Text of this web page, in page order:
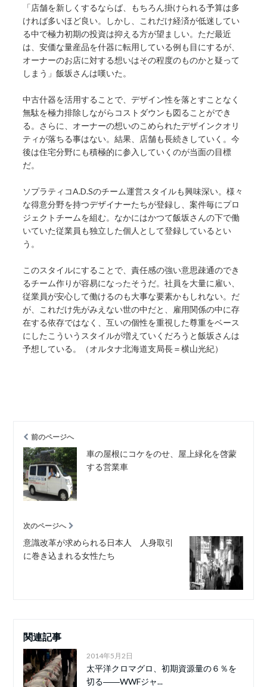
「店舗を新しくするならば、もちろん掛けられる予算は多
ければ多いほど良い。しかし、これだけ経済が低迷してい
る中で極力初期の投資は抑える方が望ましい。ただ最近
は、安価な量産品を什器に転用している例も目にするが、
オーナーのお店に対する想いはその程度のものかと疑って
しまう」飯坂さんは嘆いた。
中古什器を活用することで、デザイン性を落とすことなく
無駄を極力排除しながらコストダウンも図ることができ
る。さらに、オーナーの想いのこめられたデザインクオリ
ティが落ちる事はない。結果、店舗も長続きしていく。今
後は住宅分野にも積極的に参入していくのが当面の目標
だ。
ソプラティコA.D.Sのチーム運営スタイルも興味深い。様々
な得意分野を持つデザイナーたちが登録し、案件毎にプロ
ジェクトチームを組む。なかにはかつて飯坂さんの下で働
いていた従業員も独立した個人として登録しているとい
う。
このスタイルにすることで、責任感の強い意思疎通のでき
るチーム作りが容易になったそうだ。社員を大量に雇い、
従業員が安心して働けるのも大事な要素かもしれない。だ
が、これだけ先がみえない世の中だと、雇用関係の中に存
在する依存ではなく、互いの個性を重視した尊重をベース
にしたこういうスタイルが増えていくだろうと飯坂さんは
予想している。（オルタナ北海道支局長＝横山光紀）
前のページへ
車の屋根にコケをのせ、屋上緑化を啓蒙
する営業車
次のページへ
意識改革が求められる日本人 人身取引
に巻き込まれる女性たち
関連記事
2014年5月2日
太平洋クロマグロ、初期資源量の６％を
切る――WWFジャ...